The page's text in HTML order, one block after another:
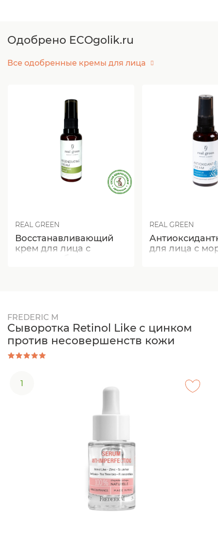
Одобрено ECOgolik.ru
Все одобренные кремы для лица
REAL GREEN
Восстанавливающий
крем для лица с
REAL GREEN
для лица с
FREDERIC M
Сыворотка Retinol Like с цинком
против несовершенств кожи
1